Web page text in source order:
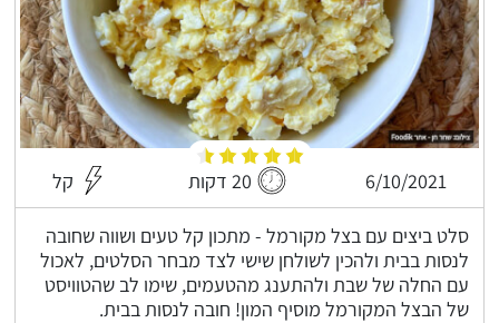
6/10/2021 20 דקות קל
סלט ביצים עם בצל מקורמל - מתכון קל טעים ושווה שחובה
לנסות בבית ולהכין לשולחן שישי לצד מבחר הסלטים, לאכול
עם החלה של שבת ולהתענג מהטעמים, שימו לב שהטוויסט
של הבצל המקורמל מוסיף המון! חובה לנסות בבית.